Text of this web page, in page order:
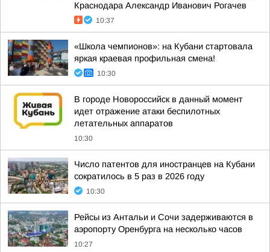
Краснодара Александр Иванович Рогачев
10:37
«Школа чемпионов»: на Кубани стартовала
яркая краевая профильная смена!
10:30
В городе Новороссийск в данный момент
идет отражение атаки беспилотных
летательных аппаратов
10:30
Число патентов для иностранцев на Кубани
сократилось в 5 раз в 2026 году
10:30
Рейсы из Антальи и Сочи задерживаются в
аэропорту Оренбурга на несколько часов
10:27